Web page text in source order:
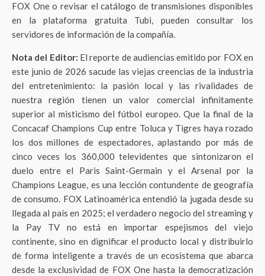
FOX One o revisar el catálogo de transmisiones disponibles
en la plataforma gratuita Tubi, pueden consultar los
servidores de información de la compañía.
Nota del Editor: El reporte de audiencias emitido por FOX en
este junio de 2026 sacude las viejas creencias de la industria
del entretenimiento: la pasión local y las rivalidades de
nuestra región tienen un valor comercial infinitamente
superior al misticismo del fútbol europeo. Que la final de la
Concacaf Champions Cup entre Toluca y Tigres haya rozado
los dos millones de espectadores, aplastando por más de
cinco veces los 360,000 televidentes que sintonizaron el
duelo entre el Paris Saint-Germain y el Arsenal por la
Champions League, es una lección contundente de geografía
de consumo. FOX Latinoamérica entendió la jugada desde su
llegada al país en 2025; el verdadero negocio del streaming y
la Pay TV no está en importar espejismos del viejo
continente, sino en dignificar el producto local y distribuirlo
de forma inteligente a través de un ecosistema que abarca
desde la exclusividad de FOX One hasta la democratización